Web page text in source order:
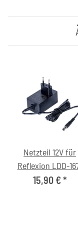
Netzteil 12V für
Reflexion LDD-
T2HD FHD
15,90 €*